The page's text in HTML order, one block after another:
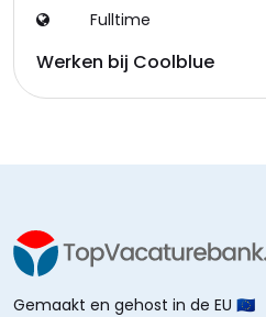
Fulltime
Werken bij Coolblue
Gemaakt en gehost in de EU 🇪🇺